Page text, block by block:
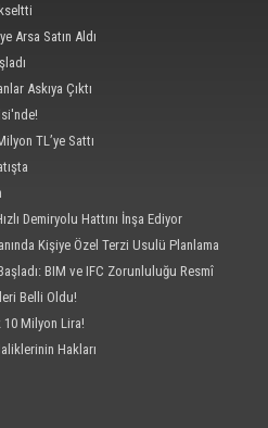
Arsa Satın Aldı
Askıya Çıktı
TL’ye Sattı
Demiryolu Hattını İnşa Ediyor
Kişiye Özel Terzi Usulü Planlama
BIM ve IFC Zorunluluğu Resmî
Belli Oldu!
10 Milyon Lira!
Hakları